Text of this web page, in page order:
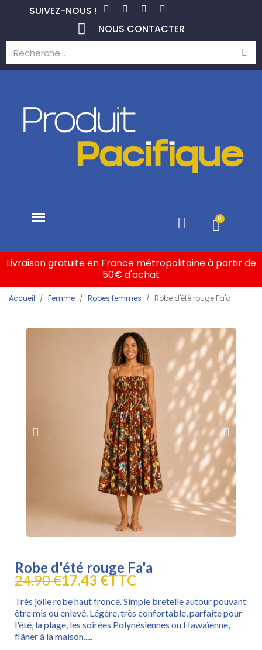
SUIVEZ-NOUS !
NOUS CONTACTER
Livraison gratuite en France métropolitaine à partir de
50€ d'achat
Accueil Femme Robes femmes Robe d'été rouge Fa'a
Robe d'été rouge Fa'a
24,90 €17,43 €TTC
Très jolie robe haut froncé. Simple bretelle autour pouvant
être mis ou enlevé. Légère, très confortable, parfaite pour
l'été, la plage, les soirées Polynésiennes ou Hawaïenne,
flâner à la maison.....